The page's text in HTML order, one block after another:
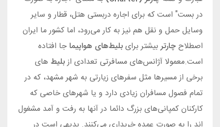
در بست" است که برای اجاره دربستی هتل، قطار و سایر
وسایل حمل و نقل هم نیز به کار می‌رود، اما کشور ما ایران
اصطلاحچارتربیشتر برایبلیط‌های هواپیما جا افتاده
است.معمولا آژانس‌های مسافرتی تعدادی ازبلیط‌ های
برخی از مسیرها مثل سفرهای زیارتی به شهر مشهد، که در
تمام فصول مسافران زیادی دارد و یا شهرهای خاصی که
کارکنان کمپانی‌های بزرگ دائما در آنها به رفت و آمد مشغول